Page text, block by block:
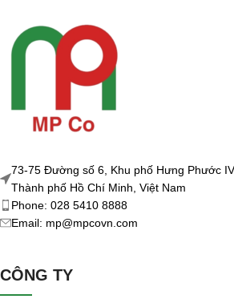
73-75 Đường số 6, Khu phố Hưng Phước
Thành phố Hồ Chí Minh, Việt Nam
Phone: 028 5410 8888
Email: mp@mpcovn.com
CÔNG TY